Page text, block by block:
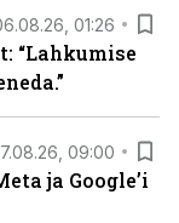
01:26
“Lahkumise
09:00
ja Google’i